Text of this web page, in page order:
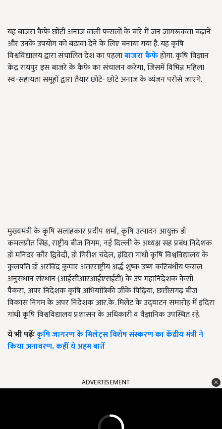
यह बाजरा कैफे छोटी अनाज वाली फसलों के बारे में जन जागरूकता बढ़ाने
और उनके उपयोग को बढ़ावा देने के लिए बनाया गया है. यह कृषि
विश्वविद्यालय द्वारा संचालित देश का पहलाबाजरा कैफेहोगा. कृषि विज्ञान
केंद्र रायपुर इस बाजरे के कैफे का संचालन करेगा,जिसमें विभिन्न महिला
स्व-सहायता समूहों द्वारा तैयार छोटे- छोटे अनाज के व्यंजन परोसे जाएंगे.
मुख्यमंत्री के कृषि सलाहकार प्रदीप शर्मा,कृषि उत्पादन आयुक्त डॉ
कमलप्रीत सिंह,राष्ट्रीय बीज निगम,नई दिल्ली के अध्यक्ष सह प्रबंध निदेशक
डॉ मनिंदर कौर द्विवेदी,डॉ गिरीश चंदेल,इंदिरा गांधी कृषि विश्वविद्यालय के
कुलपति डॉ अरविंद कुमार अंतरराष्ट्रीय अर्द्ध शुष्क उष्ण कटिबंधीय फसल
अनुसंधान संस्थान (आईसीआरआईएसईटी) के उप महानिदेशक केसी
पैकरा,अपर निदेशक कृषि अभियांत्रिकी जीके पिढ़िया,छत्तीसगढ़ बीज
विकास निगम के अपर निदेशक आर.के. मिलेट के उद्घाटन समारोह में इंदिरा
गांधी कृषि विश्वविद्यालय प्रशासन के अधिकारी व वैज्ञानिक उपस्थित रहे.
ये भी पढ़ेंःकृषि जागरण के मिलेट्स विशेष संस्करण का केंद्रीय मंत्री ने
किया अनावरण, कहीं ये अहम बातें
ADVERTISEMENT